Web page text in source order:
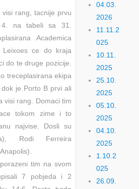
rang, tacnije prvu
na tabeli sa 31.
Academica
ce do kraja
do te druge pozicije.
treceplasirana ekipa
je Porto B prvi ali
visi rang. Domaci tim
tokom zime i to
najvise. Dosli su
Rodi Ferreira
tim na svom
7 pobjeda i 2
04.03.
2026
11.11.2
025
10.11.
2025
25.10.
2025
05.10.
2025
04.10.
2025
1.10.2
025
26.09.